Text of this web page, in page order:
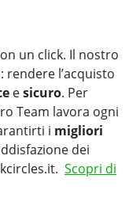
un click. Il nostro
l’acquisto
esicuro. Per
Team lavora ogni
i migliori
dei
Scopri di